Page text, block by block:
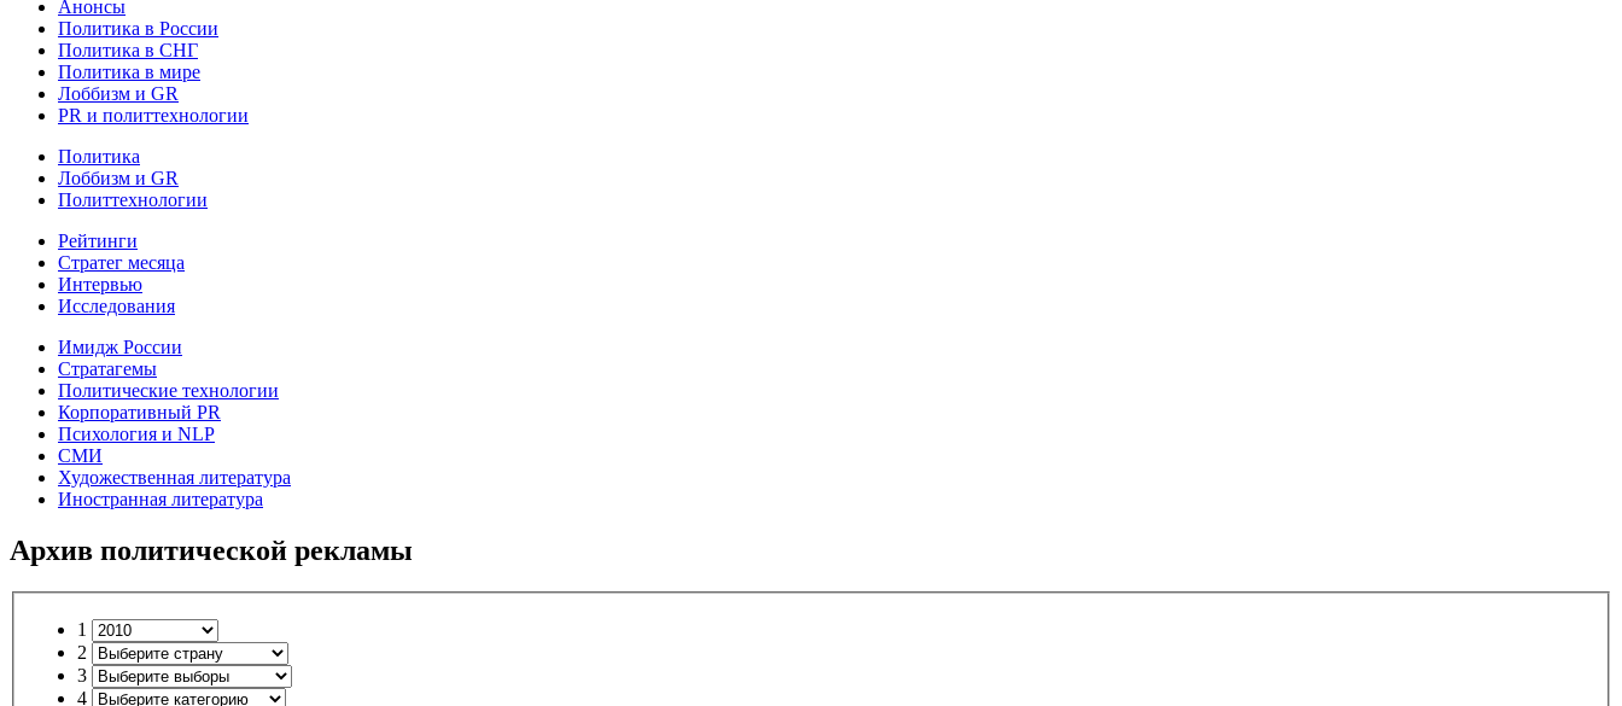
Анонсы
Политика в России
Политика в СНГ
Политика в мире
Лоббизм и GR
PR и политтехнологии
Политика
Лоббизм и GR
Политтехнологии
Рейтинги
Стратег месяца
Интервью
Исследования
Имидж России
Стратагемы
Политические технологии
Корпоративный PR
Психология и NLP
СМИ
Художественная литература
Иностранная литература
Архив политической рекламы
1
2
3
4